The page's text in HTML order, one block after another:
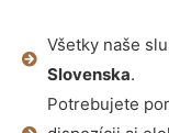
Všetky naše
Slovenska.
Potrebujete